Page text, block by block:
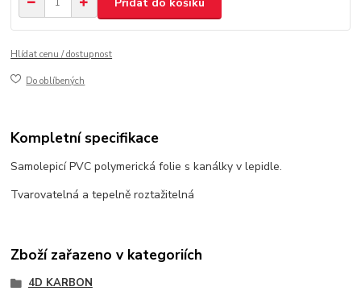
Hlídat cenu / dostupnost
Do oblíbených
Kompletní specifikace
Samolepicí PVC polymerická folie s kanálky v lepidle.
Tvarovatelná a tepelně roztažitelná
Zboží zařazeno v kategoriích
4D KARBON